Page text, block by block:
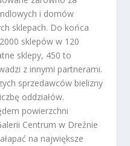
i domów
sklepach. Do końca
sklepów w 120
sklepy, 450 to
z innymi partnerami.
sprzedawców bielizny
oddziałów.
powierzchni
Centrum w Dreźnie
na największe